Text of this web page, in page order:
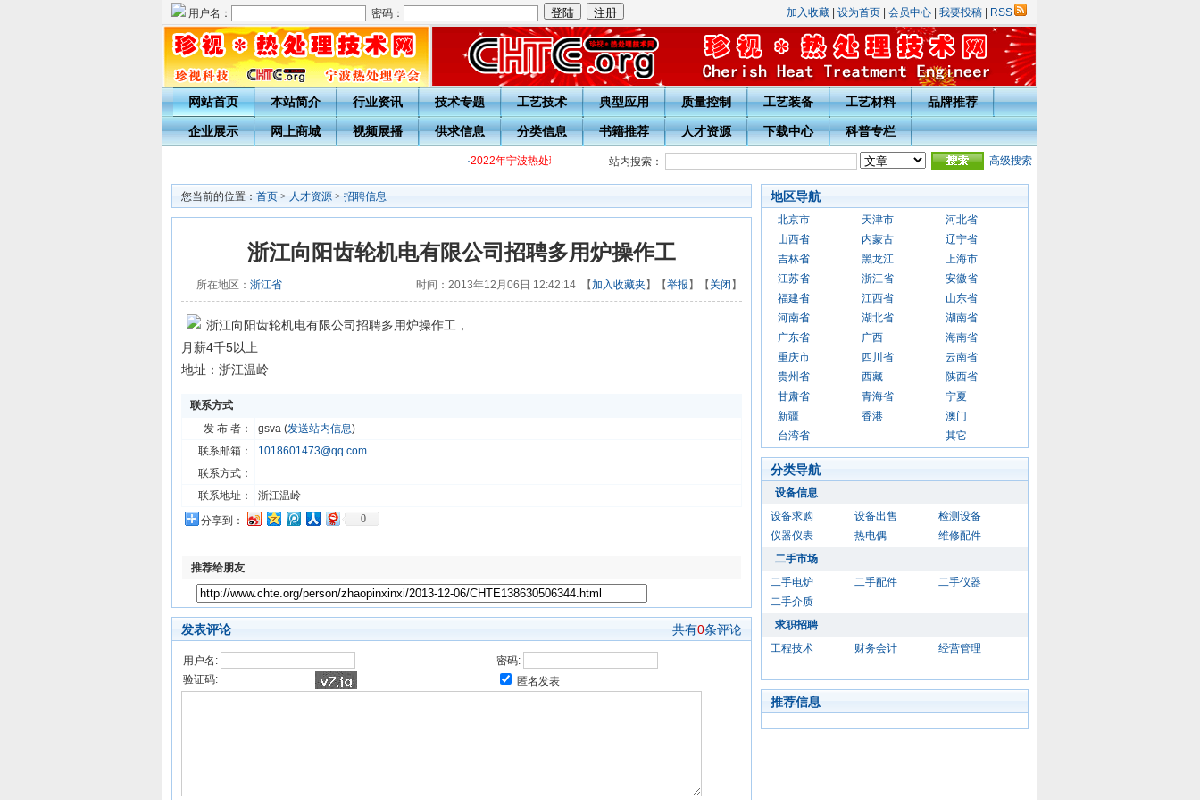
用户名： 密码： 加入收藏 设为首页 会员中心 我要投稿 RSS
网站首页 本站简介 行业资讯 技术专题 工艺技术 典型应用 质量控制 工艺装备 工艺材料 品牌推荐
企业展示 网上商城 视频展播 供求信息 分类信息 书籍推荐 人才资源 下载中心 科普专栏
·2022年宁波热处理学会各级热处理工培训通知 关于开展20周年庆表彰评选活动的通知· 热处理技术网投稿指南 ·宁波市热处理学会会员入会须知
站内搜索： 高级搜索
您当前的位置： 首页 > 人才资源 > 招聘信息
浙江向阳齿轮机电有限公司招聘多用炉操作工
所在地区： 浙江省 时间：2013年12月06日 12:42:14 【加入收藏夹 】【举报 】【 关闭 】
浙江向阳齿轮机电有限公司招聘多用炉操作工，
月薪4千5以上
地址：浙江温岭
联系方式
发 布 者：
gsva (发送站内信息)
联系邮箱：
1018601473@qq.com
联系方式：
联系地址：
浙江温岭
分享到：
0
推荐给朋友
发表评论 共有0条评论
用户名:
密码:
验证码:
匿名发表
地区导航
北京市 天津市
河北省
山西省
内蒙古
辽宁省
吉林省
黑龙江
上海市
江苏省
浙江省
安徽省
福建省
江西省
山东省
河南省
湖北省
湖南省
广东省
广西
海南省
重庆市
四川省
云南省
贵州省
西藏
陕西省
甘肃省
青海省
宁夏
新疆
香港
澳门
台湾省
其它
分类导航
设备信息
设备求购
设备出售
检测设备
仪器仪表
热电偶
维修配件
二手市场
二手电炉
二手配件
二手仪器
二手介质
求职招聘
工程技术
财务会计 经营管理
推荐信息